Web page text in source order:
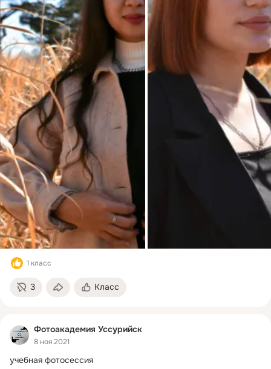
1 класс
3 Класс
Фотоакадемия Уссурийск
8 ноя 2021
учебная фотосессия